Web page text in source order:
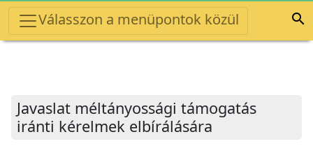
Válasszon a menüpontok közül 
Javaslat méltányossági támogatás
iránti kérelmek elbírálására